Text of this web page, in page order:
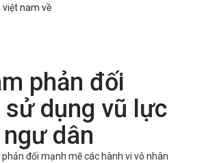
phản đối
sử dụng vũ lực
dân
phản đối mạnh mẽ các hành vi vô nhân